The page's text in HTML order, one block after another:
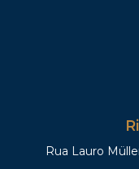
Rua Lauro